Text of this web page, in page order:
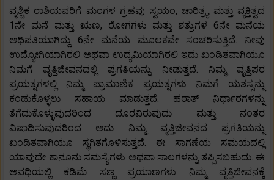
ವೃಶ್ಚಿಕ ರಾಶಿಯವರಿಗೆ ಮಂಗಳ ಗ್ರಹವು ಸ್ವಯಂ, ಚಾರಿತ್ರ್ಯ ಮತ್ತು ವ್ಯಕ್ತಿತ್ವದ
1ನೇ ಮನೆ ಮತ್ತು ಋಣ, ರೋಗಗಳು ಮತ್ತು ಶತ್ರುಗಳ 6ನೇ ಮನೆಯ
ಅಧಿಪತಿಯಾಗಿದ್ದು 6ನೇ ಮನೆಯ ಮೂಲಕವೇ ಸಂಚರಿಸುತ್ತಿದೆ. ನೀವು
ಉದ್ಯೋಗಿಯಾಗಿರಲಿ ಅಥವಾ ಉದ್ಯಮಿಯಾಗಿರಲಿ ಇದು ಖಂಡಿತವಾಗಿಯೂ
ನಿಮಗೆ ವೃತ್ತಿಜೀವನದಲ್ಲಿ ಪ್ರಗತಿಯನ್ನು ನೀಡುತ್ತದೆ. ನಿಮ್ಮ ವೃತ್ತಿಪರ
ಪ್ರಯತ್ನಗಳಲ್ಲಿ ನಿಮ್ಮ ಪ್ರಾಮಾಣಿಕ ಪ್ರಯತ್ನಗಳು ನಿಮಗೆ ಯಶಸ್ಸನ್ನು
ಕಂಡುಕೊಳ್ಳಲು ಸಹಾಯ ಮಾಡುತ್ತದೆ. ಹಠಾತ್ ನಿರ್ಧಾರಗಳನ್ನು
ತೆಗೆದುಕೊಳ್ಳುವುದರಿಂದ ದೂರವಿರುವುದು ಮತ್ತು ನಂತರ
ವಿಷಾದಿಸುವುದರಿಂದ ಅದು ನಿಮ್ಮ ವೃತ್ತಿಜೀವನದ ಪ್ರಗತಿಯನ್ನು
ಖಂಡಿತವಾಗಿಯೂ ಸ್ಥಗಿತಗೊಳಿಸುತ್ತದೆ. ಈ ಸಾಗಣೆಯ ಸಮಯದಲ್ಲಿ
ಯಾವುದೇ ಕಾನೂನು ಸಮಸ್ಯೆಗಳು ಅಥವಾ ಸಾಲಗಳನ್ನು ತಪ್ಪಿಸಬಹುದು. ಈ
ಅವಧಿಯಲ್ಲಿ ಕಡಿಮೆ ಸಣ್ಣ ಪ್ರಯಾಣಗಳು ನಿಮ್ಮ ವೃತ್ತಿಜೀವನಕ್ಕೆ